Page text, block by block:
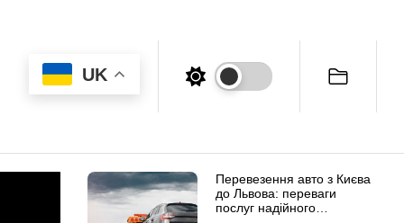
UK
Перевезення авто з Києва
до Львова: переваги
послуг надійного